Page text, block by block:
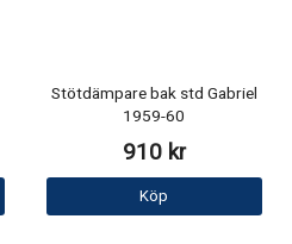
Stötdämpare bak std Gabriel
1959-60
910 kr
Köp